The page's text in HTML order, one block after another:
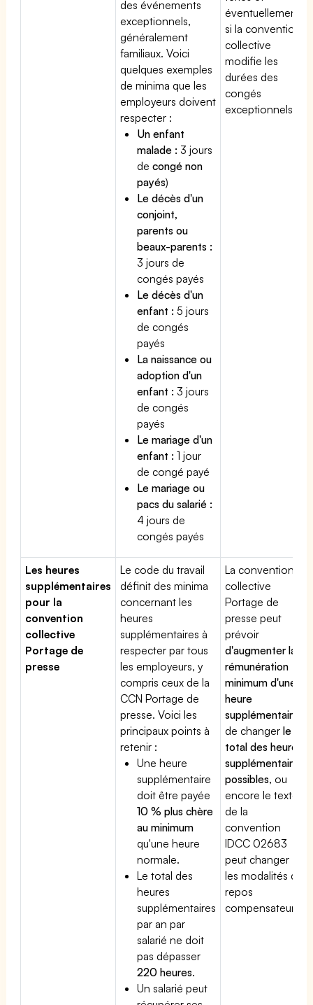
des événements
exceptionnels,
généralement
familiaux. Voici
quelques exemples
de minima que les
employeurs doivent
respecter :
Un enfant
malade : 3 jours
decongé non
payés)
Le décès d'un
conjoint,
parents ou
beaux-parents :
3 jours de
congés payés
Le décès d'un
enfant : 5 jours
de congés
payés
La naissance ou
adoption d'un
enfant : 3 jours
de congés
payés
Le mariage d'un
enfant : 1 jour
de congé payé
Le mariage ou
pacs du salarié :
4 jours de
congés payés
éventuellement
si la convention
collective
modifie les
durées des
congés
exceptionnels.
Les heures
supplémentaires
pour la
convention
collective
Portage de
presse
Le code du travail
définit des minima
concernant les
heures
supplémentaires à
respecter par tous
les employeurs, y
compris ceux de la
CCN Portage de
presse. Voici les
principaux points à
retenir :
Une heure
supplémentaire
doit être payée
10 % plus chère
au minimum
qu'une heure
normale.
Le total des
heures
supplémentaires
par an par
salarié ne doit
pas dépasser
220 heures.
Un salarié peut
La convention
collective
Portage de
presse peut
prévoir
d'augmenter la
rémunération
minimum d'une
heure
supplémentaire
de changerle
total des heures
supplémentaires
possibles, ou
encore le texte
de la
convention
IDCC 02683
peut changer
les modalités du
repos
compensateur.